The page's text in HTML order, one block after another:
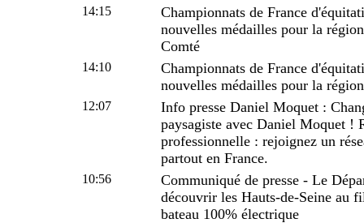
14:15
Championnats de France
nouvelles médailles pour la
Comté
14:10
Championnats de France
nouvelles médailles pour la
12:07
Info presse Daniel Moquet :
paysagiste avec Daniel Moquet !
professionnelle : rejoignez un
partout en France.
10:56
Communiqué de presse - Le
découvrir les Hauts-de-Seine au
bateau 100% électrique